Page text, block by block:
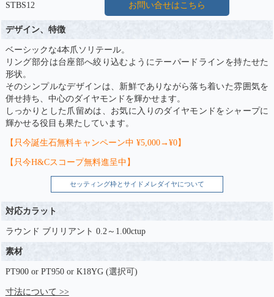
STBS12 お問い合せはこちら
デザイン、特徴
ベーシックな4本爪ソリテール。
リング部分は台座部へ絞り込むようにテーパードラインを持たせた
形状。
そのシンプルなデザインは、新鮮でありながら落ち着いた雰囲気を
併せ持ち、中心のダイヤモンドを輝かせます。
しっかりとした爪留めは、お気に入りのダイヤモンドをシャープに
輝かせる役目も果たしています。
【只今誕生石無料キャンペーン中 ¥5,000→¥0】
【只今H&Cスコープ無料進呈中】
セッティング枠とサイドメレダイヤについて
対応カラット
ラウンド ブリリアント 0.2～1.00ctup
素材
PT900 or PT950 or K18YG (選択可)
寸法について >>